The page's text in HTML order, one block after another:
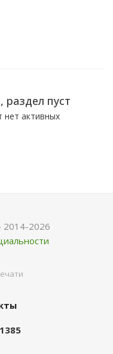
пуст
активных
2014-2026